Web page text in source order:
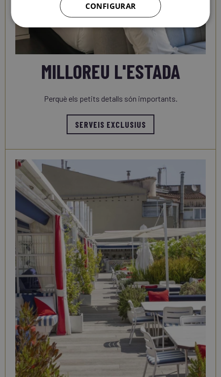
MILLOREU L'ESTADA
Perquè els petits detalls són importants.
SERVEIS EXCLUSIUS
CONFIGURAR